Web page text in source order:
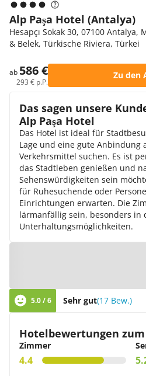
Alp Paşa Hotel (Antalya)
Hesapçı Sokak 30, 07100
& Belek, Türkische Riviera, Türkei
ab 586 €
293 € p.P.
Zu den
Das sagen unsere
Alp Paşa Hotel
Das Hotel ist ideal für
Lage und eine gute Anbindung
Verkehrsmittel suchen. Es ist
das Stadtleben genießen und
Sehenswürdigkeiten sein
für Ruhesuchende oder
Einrichtungen erwarten. Die
lärmanfällig sein, besonders in
Unterhaltungsmöglichkeiten.
5.0 / 6 Sehr gut(17 Bew.)
Hotelbewertungen zum
Zimmer
4.4